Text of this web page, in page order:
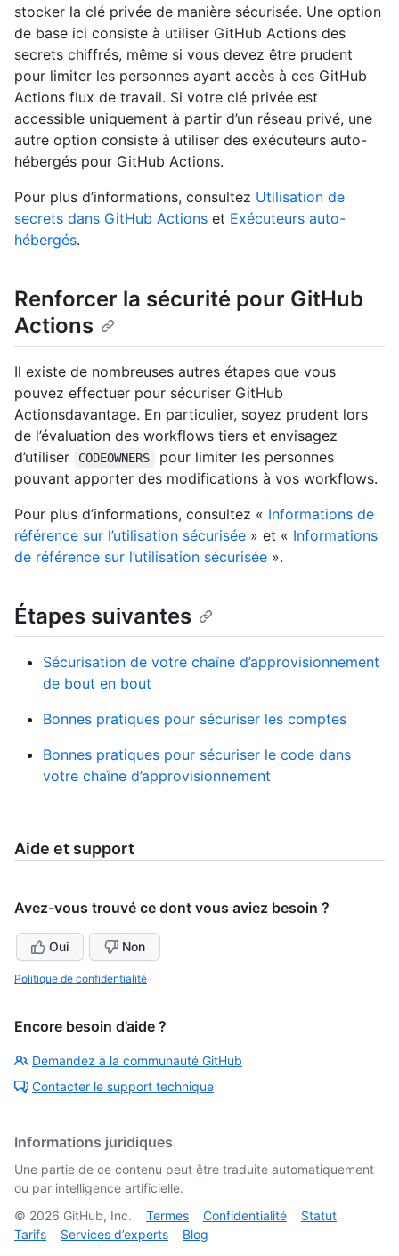
stocker la clé privée de manière sécurisée. Une option
de base ici consiste à utiliser GitHub Actions des
secrets chiffrés, même si vous devez être prudent
pour limiter les personnes ayant accès à ces GitHub
Actions flux de travail. Si votre clé privée est
accessible uniquement à partir d’un réseau privé, une
autre option consiste à utiliser des exécuteurs auto-
hébergés pour GitHub Actions.
Pour plus d’informations, consultez Utilisation de
secrets dans GitHub Actions et Exécuteurs auto-
hébergés.
Renforcer la sécurité pour GitHub
Actions
Il existe de nombreuses autres étapes que vous
pouvez effectuer pour sécuriser GitHub
Actionsdavantage. En particulier, soyez prudent lors
de l’évaluation des workflows tiers et envisagez
d’utiliser
CODEOWNERS
pour limiter les personnes
pouvant apporter des modifications à vos workflows.
Pour plus d’informations, consultez « Informations de
référence sur l’utilisation sécurisée » et « Informations
de référence sur l’utilisation sécurisée ».
Étapes suivantes
Sécurisation de votre chaîne d’approvisionnement
de bout en bout
Bonnes pratiques pour sécuriser les comptes
Bonnes pratiques pour sécuriser le code dans
votre chaîne d’approvisionnement
Aide et support
Avez-vous trouvé ce dont vous aviez besoin ?
Oui Non
Politique de confidentialité
Encore besoin d’aide ?
Demandez à la communauté GitHub
Contacter le support technique
Informations juridiques
Une partie de ce contenu peut être traduite automatiquement
ou par intelligence artificielle.
© 2026 GitHub, Inc. Termes Confidentialité
Statut
Tarifs
Services d’experts Blog